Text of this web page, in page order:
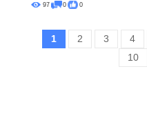
97 0 0
1 2 3 4
10